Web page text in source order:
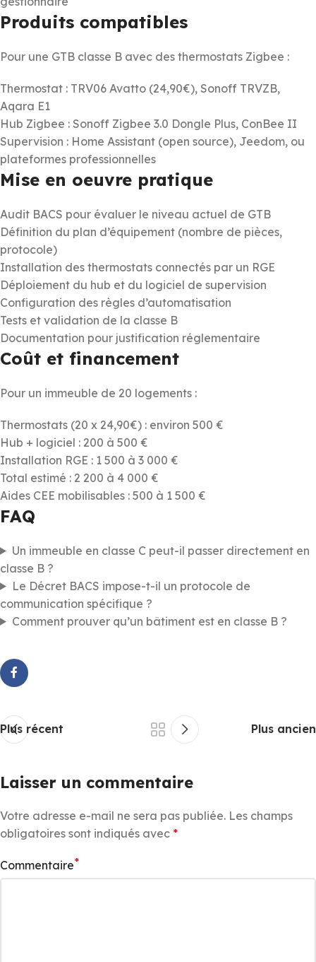
Produits compatibles
Pour une GTB classe B avec des thermostats Zigbee :
Thermostat : TRV06 Avatto (24,90€), Sonoff TRVZB,
Aqara E1
Hub Zigbee : Sonoff Zigbee 3.0 Dongle Plus, ConBee II
Supervision : Home Assistant (open source), Jeedom, ou
plateformes professionnelles
Mise en oeuvre pratique
Audit BACS pour évaluer le niveau actuel de GTB
Définition du plan d’équipement (nombre de pièces,
protocole)
Installation des thermostats connectés par un RGE
Déploiement du hub et du logiciel de supervision
Configuration des règles d’automatisation
Tests et validation de la classe B
Documentation pour justification réglementaire
Coût et financement
Pour un immeuble de 20 logements :
Thermostats (20 x 24,90€) : environ 500 €
Hub + logiciel : 200 à 500 €
Installation RGE : 1 500 à 3 000 €
Total estimé : 2 200 à 4 000 €
Aides CEE mobilisables : 500 à 1 500 €
FAQ
Un immeuble en classe C peut-il passer directement en
classe B ?
Le Décret BACS impose-t-il un protocole de
communication spécifique ?
Comment prouver qu’un bâtiment est en classe B ?
Plus récent Plus ancien
Laisser un commentaire
Votre adresse e-mail ne sera pas publiée. Les champs
obligatoires sont indiqués avec *
Commentaire*